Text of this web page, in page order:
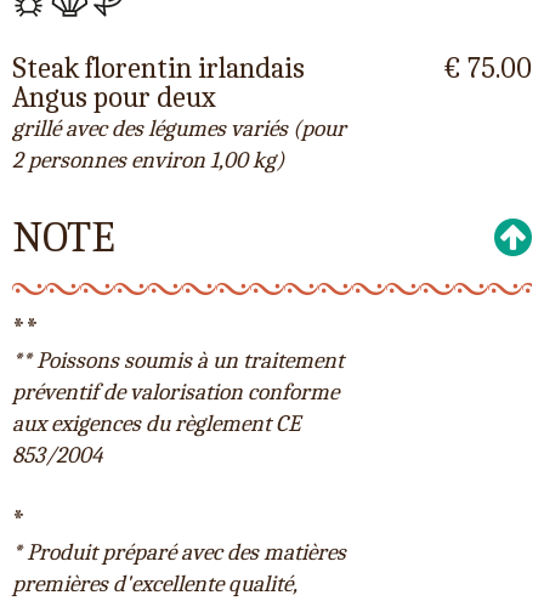
Steak florentin irlandais
Angus pour deux
grillé avec des légumes variés (pour
2 personnes environ 1,00 kg)
€ 75.00
NOTE
**
** Poissons soumis à un traitement
préventif de valorisation conforme
aux exigences du règlement CE
853/2004
*
* Produit préparé avec des matières
premières d'excellente qualité,